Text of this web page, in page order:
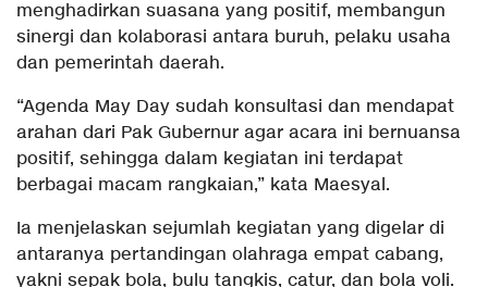
menghadirkan suasana yang positif, membangun
sinergi dan kolaborasi antara buruh, pelaku usaha
dan pemerintah daerah.
“Agenda May Day sudah konsultasi dan mendapat
arahan dari Pak Gubernur agar acara ini bernuansa
positif, sehingga dalam kegiatan ini terdapat
berbagai macam rangkaian,” kata Maesyal.
Ia menjelaskan sejumlah kegiatan yang digelar di
antaranya pertandingan olahraga empat cabang,
yakni sepak bola, bulu tangkis, catur, dan bola voli.